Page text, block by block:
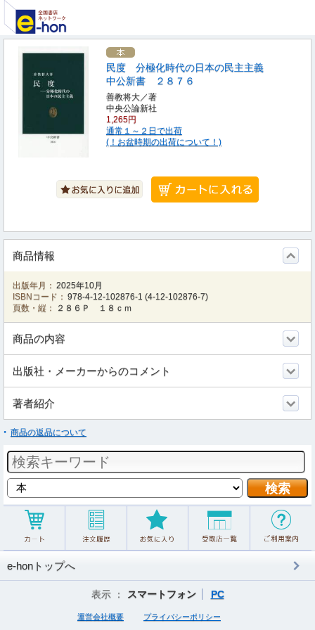
民度 分極化時代の日本の民主主義
中公新書 ２８７６
善教将大／著
中央公論新社
1,265円
通常１～２日で出荷
(！お盆時期の出荷について！)
商品情報
出版年月： 2025年10月
ISBNコード： 978-4-12-102876-1 (4-12-102876-7)
頁数・縦：
２８６Ｐ １８ｃｍ
商品の内容
出版社・メーカーからのコメント
著者紹介
商品の返品について
e-honトップへ
表示 ： スマートフォン PC
運営会社概要 プライバシーポリシー